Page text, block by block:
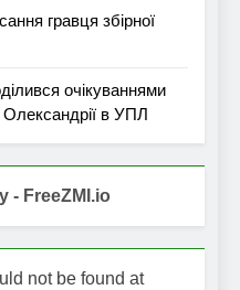
гравця збірної
очікуваннями
в УПЛ
- FreeZMI.io
not be found at